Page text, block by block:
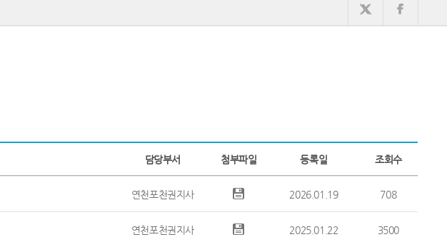
담당부서 첨부파일 등록일 조회수
연천포천권지사 2026.01.19 708
연천포천권지사 2025.01.22 3500